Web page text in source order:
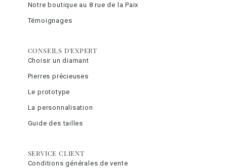
Notre boutique au 8 rue de la Paix
Témoignages
CONSEILS D'EXPERT
Choisir un diamant
Pierres précieuses
Le prototype
La personnalisation
Guide des tailles
SERVICE CLIENT
Conditions générales de vente